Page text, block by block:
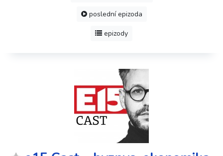
poslední epizoda
epizody